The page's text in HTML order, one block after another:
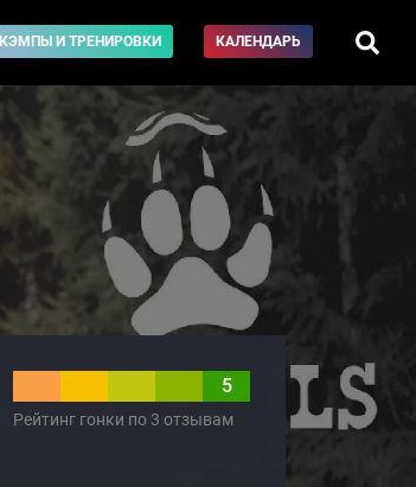
КЭМПЫ И ТРЕНИРОВКИ КАЛЕНДАРЬ
5
Рейтинг гонки по 3 отзывам